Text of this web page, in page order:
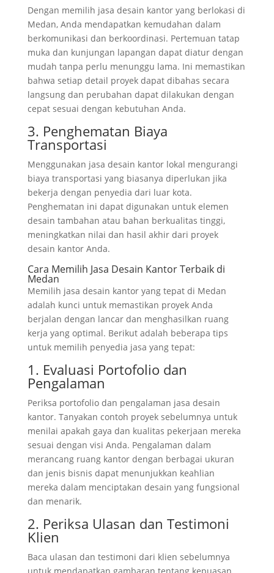
Dengan memilih jasa desain kantor yang berlokasi di
Medan, Anda mendapatkan kemudahan dalam
berkomunikasi dan berkoordinasi. Pertemuan tatap
muka dan kunjungan lapangan dapat diatur dengan
mudah tanpa perlu menunggu lama. Ini memastikan
bahwa setiap detail proyek dapat dibahas secara
langsung dan perubahan dapat dilakukan dengan
cepat sesuai dengan kebutuhan Anda.
3. Penghematan Biaya
Transportasi
Menggunakan jasa desain kantor lokal mengurangi
biaya transportasi yang biasanya diperlukan jika
bekerja dengan penyedia dari luar kota.
Penghematan ini dapat digunakan untuk elemen
desain tambahan atau bahan berkualitas tinggi,
meningkatkan nilai dan hasil akhir dari proyek
desain kantor Anda.
Cara Memilih Jasa Desain Kantor Terbaik di
Medan
Memilih jasa desain kantor yang tepat di Medan
adalah kunci untuk memastikan proyek Anda
berjalan dengan lancar dan menghasilkan ruang
kerja yang optimal. Berikut adalah beberapa tips
untuk memilih penyedia jasa yang tepat:
1. Evaluasi Portofolio dan
Pengalaman
Periksa portofolio dan pengalaman jasa desain
kantor. Tanyakan contoh proyek sebelumnya untuk
menilai apakah gaya dan kualitas pekerjaan mereka
sesuai dengan visi Anda. Pengalaman dalam
merancang ruang kantor dengan berbagai ukuran
dan jenis bisnis dapat menunjukkan keahlian
mereka dalam menciptakan desain yang fungsional
dan menarik.
2. Periksa Ulasan dan Testimoni
Klien
Baca ulasan dan testimoni dari klien sebelumnya